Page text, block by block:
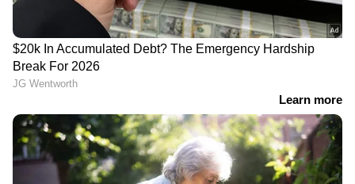
കൊൽക്കത്ത സ്വദേശിയുടെ പരാതിയിൽ
ബംഗാൾ പൊലീസ് കേസെടുത്തത്.
LATEST VIDEOS